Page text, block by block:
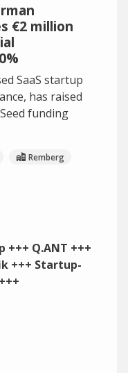
€2 million
SaaS startup
has raised
funding
Remberg